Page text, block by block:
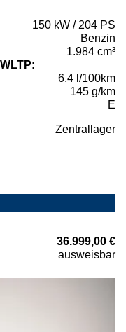
150 kW / 204 PS
Benzin
1.984 cm³
6,4 l/100km
145 g/km
E
Zentrallager
36.999,00 €
ausweisbar